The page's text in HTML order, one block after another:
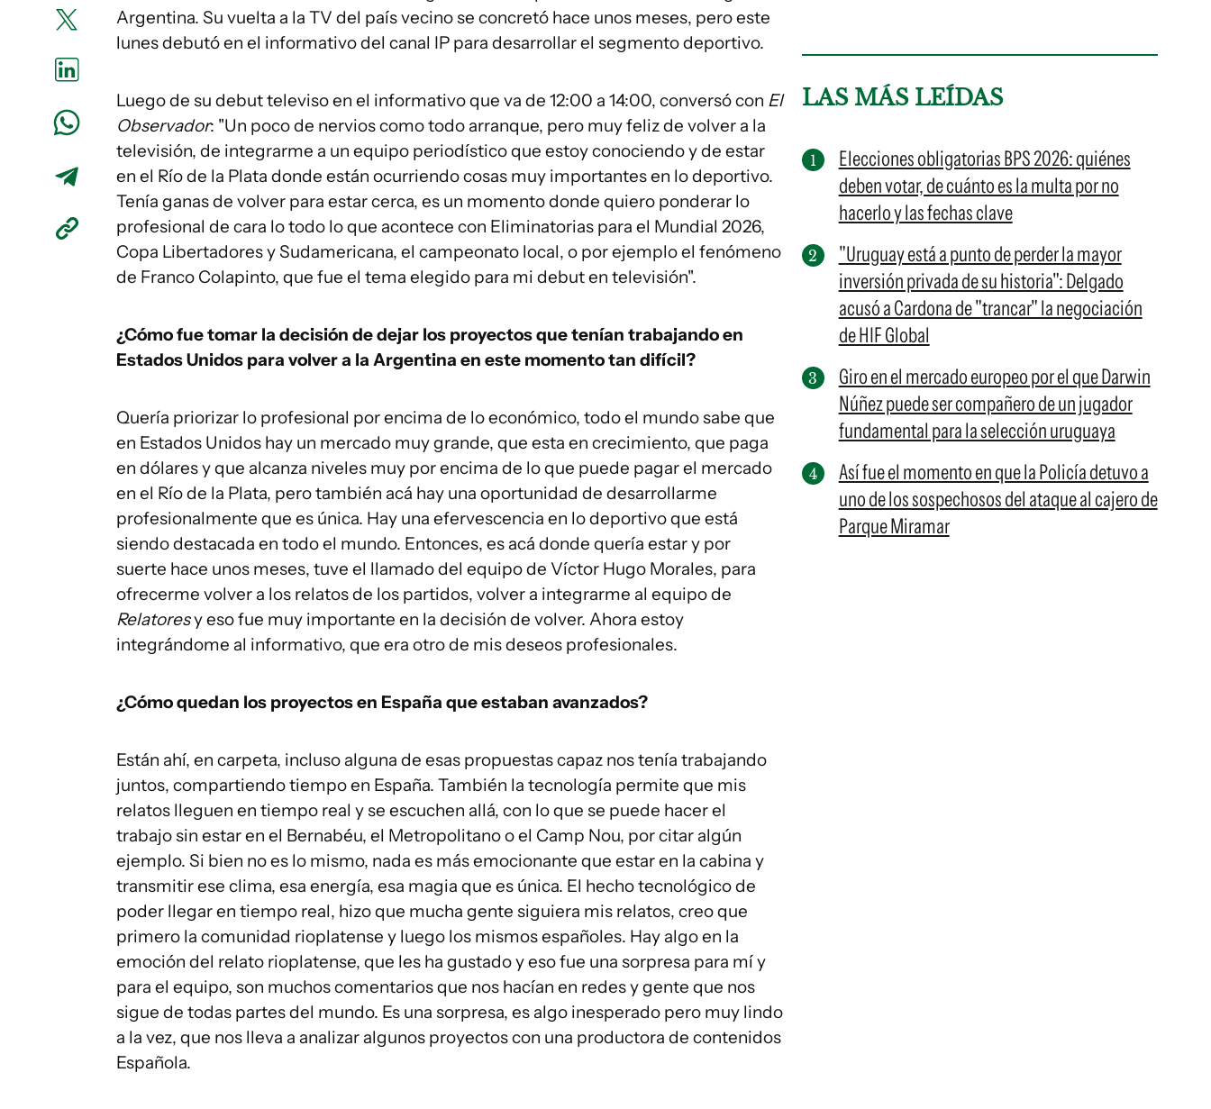
Argentina. Su vuelta a la TV del país vecino se concretó hace unos meses, pero este
lunes debutó en el informativo del canal IP para desarrollar el segmento deportivo.
Luego de su debut televiso en el informativo que va de 12:00 a 14:00, conversó con El
Observador: "Un poco de nervios como todo arranque, pero muy feliz de volver a la
televisión, de integrarme a un equipo periodístico que estoy conociendo y de estar
en el Río de la Plata donde están ocurriendo cosas muy importantes en lo deportivo.
Tenía ganas de volver para estar cerca, es un momento donde quiero ponderar lo
profesional de cara lo todo lo que acontece con Eliminatorias para el Mundial 2026,
Copa Libertadores y Sudamericana, el campeonato local, o por ejemplo el fenómeno
de Franco Colapinto, que fue el tema elegido para mi debut en televisión".
¿Cómo fue tomar la decisión de dejar los proyectos que tenían trabajando en
Estados Unidos para volver a la Argentina en este momento tan difícil?
Quería priorizar lo profesional por encima de lo económico, todo el mundo sabe que
en Estados Unidos hay un mercado muy grande, que esta en crecimiento, que paga
en dólares y que alcanza niveles muy por encima de lo que puede pagar el mercado
en el Río de la Plata, pero también acá hay una oportunidad de desarrollarme
profesionalmente que es única. Hay una efervescencia en lo deportivo que está
siendo destacada en todo el mundo. Entonces, es acá donde quería estar y por
suerte hace unos meses, tuve el llamado del equipo de Víctor Hugo Morales, para
ofrecerme volver a los relatos de los partidos, volver a integrarme al equipo de
Relatoresy eso fue muy importante en la decisión de volver. Ahora estoy
integrándome al informativo, que era otro de mis deseos profesionales.
¿Cómo quedan los proyectos en España que estaban avanzados?
Están ahí, en carpeta, incluso alguna de esas propuestas capaz nos tenía trabajando
juntos, compartiendo tiempo en España. También la tecnología permite que mis
relatos lleguen en tiempo real y se escuchen allá, con lo que se puede hacer el
trabajo sin estar en el Bernabéu, el Metropolitano o el Camp Nou, por citar algún
ejemplo. Si bien no es lo mismo, nada es más emocionante que estar en la cabina y
transmitir ese clima, esa energía, esa magia que es única. El hecho tecnológico de
poder llegar en tiempo real, hizo que mucha gente siguiera mis relatos, creo que
primero la comunidad rioplatense y luego los mismos españoles. Hay algo en la
emoción del relato rioplatense, que les ha gustado y eso fue una sorpresa para mí y
para el equipo, son muchos comentarios que nos hacían en redes y gente que nos
sigue de todas partes del mundo. Es una sorpresa, es algo inesperado pero muy lindo
a la vez, que nos lleva a analizar algunos proyectos con una productora de contenidos
Española.
LAS MÁS LEÍDAS
Elecciones obligatorias BPS 2026: quiénes
deben votar, de cuánto es la multa por no
hacerlo y las fechas clave
"Uruguay está a punto de perder la mayor
inversión privada de su historia": Delgado
acusó a Cardona de "trancar" la negociación
de HIF Global
Giro en el mercado europeo por el que Darwin
Núñez puede ser compañero de un jugador
fundamental para la selección uruguaya
Así fue el momento en que la Policía detuvo a
uno de los sospechosos del ataque al cajero de
Parque Miramar